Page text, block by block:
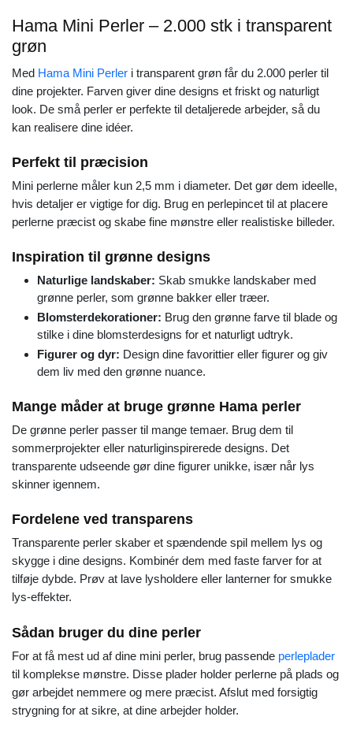
Hama Mini Perler – 2.000 stk i transparent
grøn
Med Hama Mini Perler i transparent grøn får du 2.000 perler til
dine projekter. Farven giver dine designs et friskt og naturligt
look. De små perler er perfekte til detaljerede arbejder, så du
kan realisere dine idéer.
Perfekt til præcision
Mini perlerne måler kun 2,5 mm i diameter. Det gør dem ideelle,
hvis detaljer er vigtige for dig. Brug en perlepincet til at placere
perlerne præcist og skabe fine mønstre eller realistiske billeder.
Inspiration til grønne designs
Naturlige landskaber: Skab smukke landskaber med
grønne perler, som grønne bakker eller træer.
Blomsterdekorationer: Brug den grønne farve til blade og
stilke i dine blomsterdesigns for et naturligt udtryk.
Figurer og dyr: Design dine favorittier eller figurer og giv
dem liv med den grønne nuance.
Mange måder at bruge grønne Hama perler
De grønne perler passer til mange temaer. Brug dem til
sommerprojekter eller naturliginspirerede designs. Det
transparente udseende gør dine figurer unikke, især når lys
skinner igennem.
Fordelene ved transparens
Transparente perler skaber et spændende spil mellem lys og
skygge i dine designs. Kombinér dem med faste farver for at
tilføje dybde. Prøv at lave lysholdere eller lanterner for smukke
lys-effekter.
Sådan bruger du dine perler
For at få mest ud af dine mini perler, brug passende perleplader
til komplekse mønstre. Disse plader holder perlerne på plads og
gør arbejdet nemmere og mere præcist. Afslut med forsigtig
strygning for at sikre, at dine arbejder holder.